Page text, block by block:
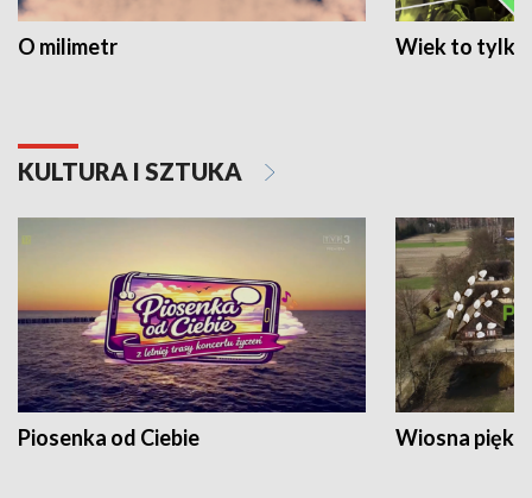
O milimetr Wiek to tylko
KULTURA I SZTUKA
Piosenka od Ciebie Wiosna